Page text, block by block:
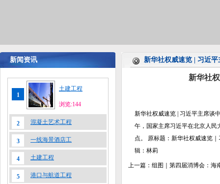
新闻资讯 新华社权威速览 | 习近
1
土建工程
浏览:144
2 混凝土艺术工程
3 一线海景酒店工
4 土建工程
5 港口与航道工程
新华社
新华社权威速览 | 习近平主席谈
午，国家主席习近平在北京人民
点。 原标题：新华社权威速览
辑：林莉
上一篇： 组图｜第四届消博会：海